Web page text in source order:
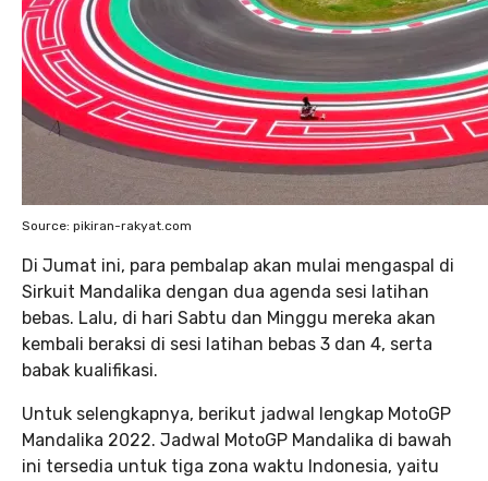
Source: pikiran-rakyat.com
Di Jumat ini, para pembalap akan mulai mengaspal di
Sirkuit Mandalika dengan dua agenda sesi latihan
bebas. Lalu, di hari Sabtu dan Minggu mereka akan
kembali beraksi di sesi latihan bebas 3 dan 4, serta
babak kualifikasi.
Untuk selengkapnya, berikut jadwal lengkap MotoGP
Mandalika 2022. Jadwal MotoGP Mandalika di bawah
ini tersedia untuk tiga zona waktu Indonesia, yaitu